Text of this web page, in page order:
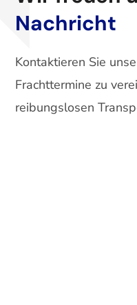
Nachricht
Kontaktieren Sie
Frachttermine zu
reibungslosen